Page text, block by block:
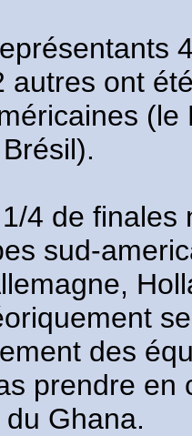
autres ont
4 de
sud-
des
prendre en
Ghana.